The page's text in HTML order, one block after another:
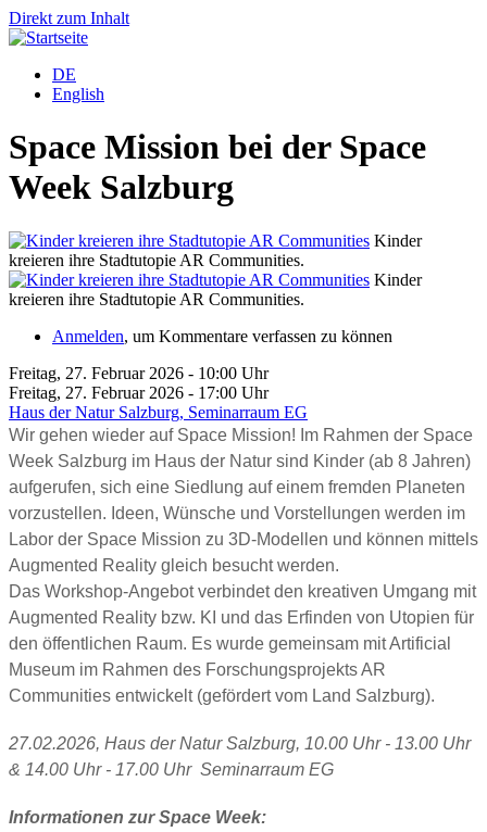
Direkt zum Inhalt
DE
English
Space Mission bei der Space
Week Salzburg
Kinder
kreieren ihre Stadtutopie AR Communities.
Kinder
kreieren ihre Stadtutopie AR Communities.
Anmelden, um Kommentare verfassen zu können
Freitag, 27. Februar 2026 - 10:00 Uhr
Freitag, 27. Februar 2026 - 17:00 Uhr
Haus der Natur Salzburg, Seminarraum EG
Wir gehen wieder auf Space Mission! Im Rahmen der Space
Week Salzburg im Haus der Natur sind Kinder (ab 8 Jahren)
aufgerufen, sich eine Siedlung auf einem fremden Planeten
vorzustellen. Ideen, Wünsche und Vorstellungen werden im
Labor der Space Mission zu 3D-Modellen und können mittels
Augmented Reality gleich besucht werden.
Das Workshop-Angebot verbindet den kreativen Umgang mit
Augmented Reality bzw. KI und das Erfinden von Utopien für
den öffentlichen Raum. Es wurde gemeinsam mit Artificial
Museum im Rahmen des Forschungsprojekts AR
Communities entwickelt (gefördert vom Land Salzburg).
27.02.2026, Haus der Natur Salzburg, 10.00 Uhr - 13.00 Uhr
& 14.00 Uhr - 17.00 Uhr Seminarraum EG
Informationen zur Space Week: